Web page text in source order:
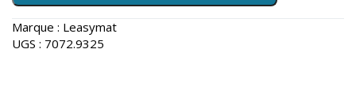
Marque : Leasymat
UGS : 7072.9325